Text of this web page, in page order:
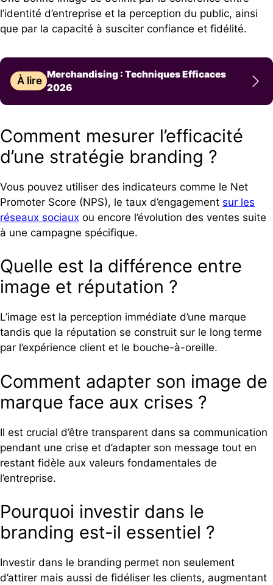
l’identité d’entreprise et la perception du public, ainsi
que par la capacité à susciter confiance et fidélité.
À lire
Merchandising : Techniques Efficaces
2026
Comment mesurer l’efficacité
d’une stratégie branding ?
Vous pouvez utiliser des indicateurs comme le Net
Promoter Score (NPS), le taux d’engagement sur les
réseaux sociaux ou encore l’évolution des ventes suite
à une campagne spécifique.
Quelle est la différence entre
image et réputation ?
L’image est la perception immédiate d’une marque
tandis que la réputation se construit sur le long terme
par l’expérience client et le bouche-à-oreille.
Comment adapter son image de
marque face aux crises ?
Il est crucial d’être transparent dans sa communication
pendant une crise et d’adapter son message tout en
restant fidèle aux valeurs fondamentales de
l’entreprise.
Pourquoi investir dans le
branding est-il essentiel ?
Investir dans le branding permet non seulement
d’attirer mais aussi de fidéliser les clients, augmentant